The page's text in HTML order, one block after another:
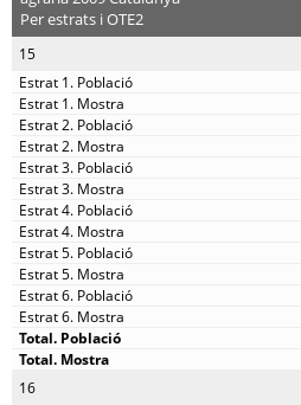
Per estrats i OTE2
15
16